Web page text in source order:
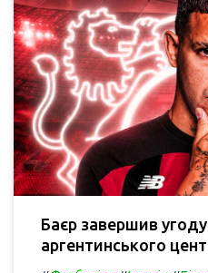
Баєр завершив
аргентинського